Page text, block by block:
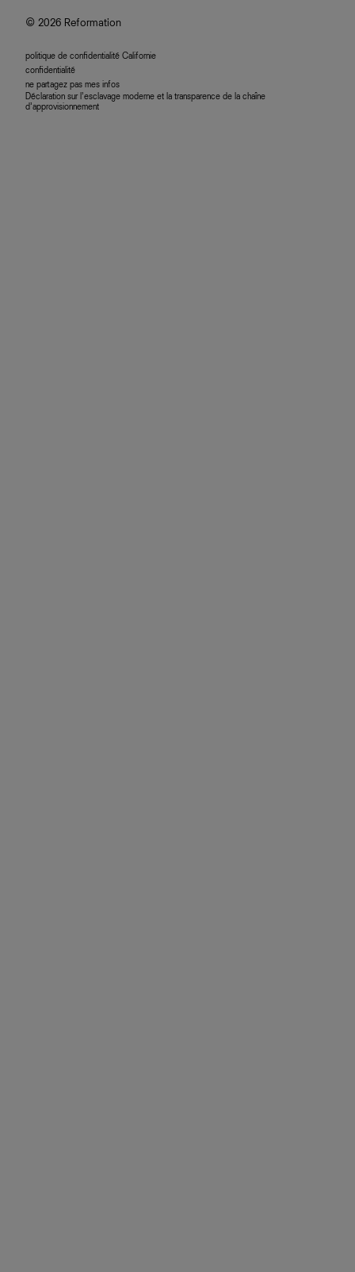
© 2026 Reformation
politique de confidentialité Californie
confidentialité
ne partagez pas mes infos
Déclaration sur l’esclavage moderne et la transparence de la chaîne
d’approvisionnement